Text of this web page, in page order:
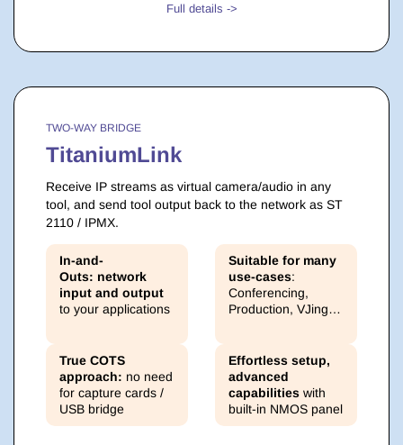
Full details ->
TWO-WAY BRIDGE
TitaniumLink
Receive IP streams as virtual camera/audio in any
tool, and send tool output back to the network as ST
2110 / IPMX.
In-and-
Outs: network
input and output
to your applications
Suitable for many
use-cases:
Conferencing,
Production, VJing…
True COTS
approach: no need
for capture cards /
USB bridge
Effortless setup,
advanced
capabilities with
built-in NMOS panel